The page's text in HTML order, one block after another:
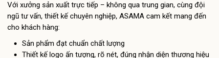
Với xưởng sản xuất trực tiếp – không qua trung gian, cùng đội
ngũ tư vấn, thiết kế chuyên nghiệp, ASAMA cam kết mang đến
cho khách hàng:
Sản phẩm đạt chuẩn chất lượng
Thiết kế logo ấn tượng, rõ nét, đúng nhận diện thương hiệu